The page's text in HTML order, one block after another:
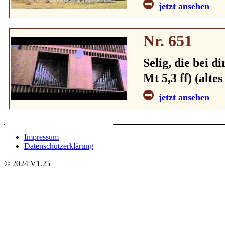
jetzt ansehen
Nr. 651
Selig, die bei
Mt 5,3 ff) (altes
jetzt ansehen
Impressum
Datenschutzerklärung
© 2024 V1.25